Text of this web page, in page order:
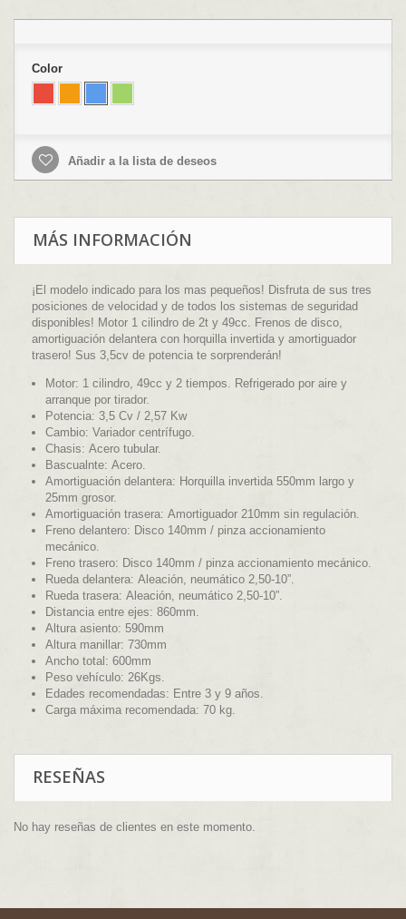
Color
Añadir a la lista de deseos
MÁS INFORMACIÓN
¡El modelo indicado para los mas pequeños! Disfruta de sus tres
posiciones de velocidad y de todos los sistemas de seguridad
disponibles! Motor 1 cilindro de 2t y 49cc. Frenos de disco,
amortiguación delantera con horquilla invertida y amortiguador
trasero! Sus 3,5cv de potencia te sorprenderán!
Motor: 1 cilindro, 49cc y 2 tiempos. Refrigerado por aire y
arranque por tirador.
Potencia: 3,5 Cv / 2,57 Kw
Cambio: Variador centrífugo.
Chasis: Acero tubular.
Bascualnte: Acero.
Amortiguación delantera: Horquilla invertida 550mm largo y
25mm grosor.
Amortiguación trasera: Amortiguador 210mm sin regulación.
Freno delantero: Disco 140mm / pinza accionamiento
mecánico.
Freno trasero: Disco 140mm / pinza accionamiento mecánico.
Rueda delantera: Aleación, neumático 2,50-10”.
Rueda trasera: Aleación, neumático 2,50-10”.
Distancia entre ejes: 860mm.
Altura asiento: 590mm
Altura manillar: 730mm
Ancho total: 600mm
Peso vehículo: 26Kgs.
Edades recomendadas: Entre 3 y 9 años.
Carga máxima recomendada: 70 kg.
RESEÑAS
No hay reseñas de clientes en este momento.